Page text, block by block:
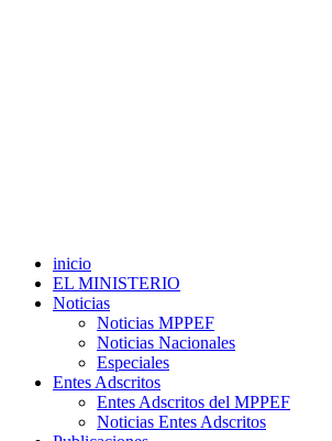
inicio
EL MINISTERIO
Noticias
Noticias MPPEF
Noticias Nacionales
Especiales
Entes Adscritos
Entes Adscritos del MPPEF
Noticias Entes Adscritos